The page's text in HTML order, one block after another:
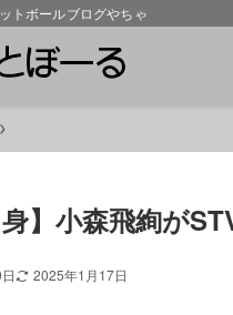
トボールブログやちゃ
身】小森飛絢が
2025年1月17日